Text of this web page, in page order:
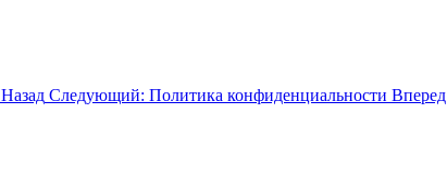
Назад Следующий: Политика конфиденциальности Вперед